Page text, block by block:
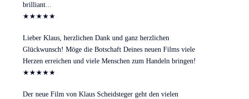
brilliant...
★★★★★
Lieber Klaus, herzlichen Dank und ganz herzlichen
Glückwunsch! Möge die Botschaft Deines neuen Films viele
Herzen erreichen und viele Menschen zum Handeln bringen!
★★★★★
Der neue Film von Klaus Scheidsteger geht den vielen